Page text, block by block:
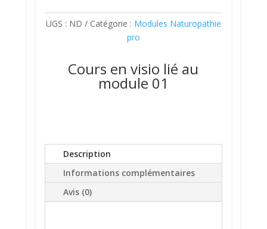
UGS : ND Catégorie : Modules Naturopathie
pro
Cours en visio lié au
module 01
Description
Informations complémentaires
Avis (0)